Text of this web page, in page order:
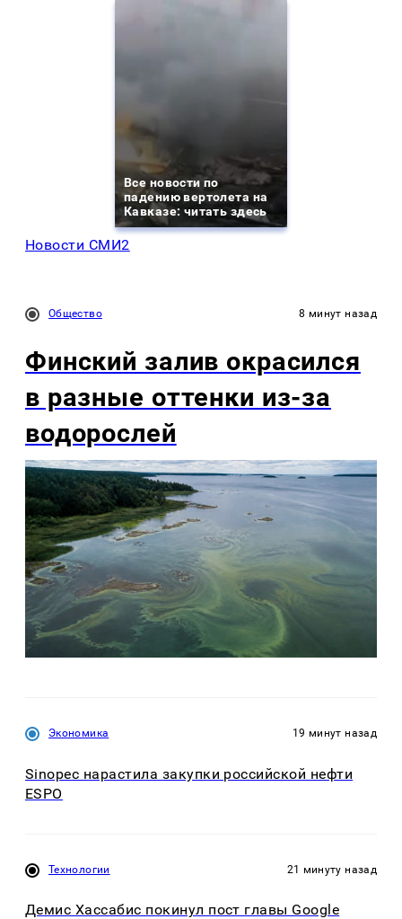
Все новости по
падению вертолета на
Кавказе: читать здесь
Новости СМИ2
Общество 8 минут назад
Финский залив окрасился
в разные оттенки из-за
водорослей
Экономика 19 минут назад
Sinopec нарастила закупки российской нефти
ESPO
Технологии 21 минуту назад
Демис Хассабис покинул пост главы Google